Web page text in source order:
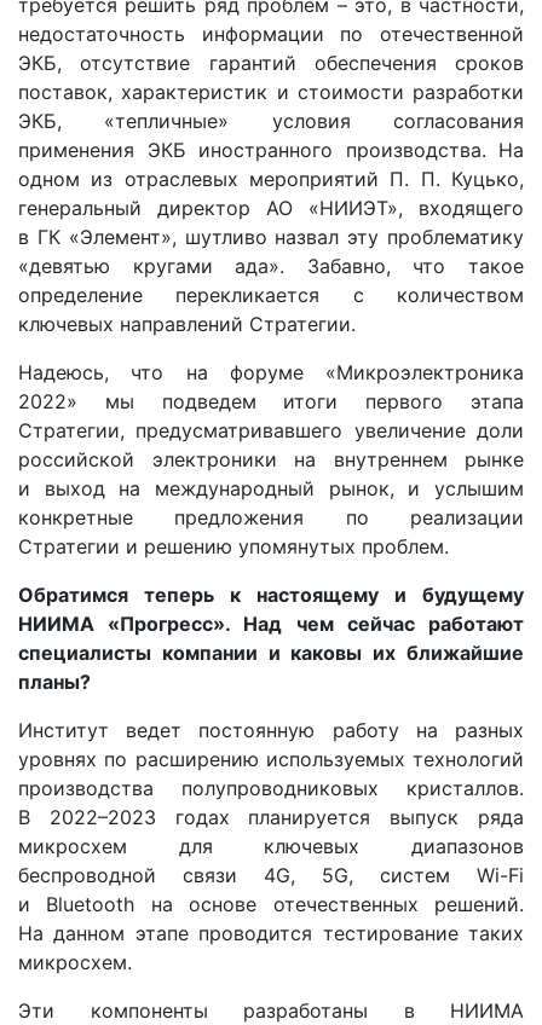
недостаточность информации по отечественной
ЭКБ, отсутствие гарантий обеспечения сроков
поставок, характеристик и стоимости разработки
ЭКБ, «тепличные» условия согласования
применения ЭКБ иностранного производства. На
одном из отраслевых мероприятий П. П. Куцько,
генеральный директор АО «НИИЭТ», входящего
в ГК «Элемент», шутливо назвал эту проблематику
«девятью кругами ада». Забавно, что такое
определение перекликается с количеством
ключевых направлений Стратегии.
Надеюсь, что на форуме «Микроэлектроника
2022» мы подведем итоги первого этапа
Стратегии, предусматривавшего увеличение доли
российской электроники на внутреннем рынке
и выход на международный рынок, и услышим
конкретные предложения по реализации
Стратегии и решению упомянутых проблем.
Обратимся теперь к настоящему и будущему
НИИМА «Прогресс». Над чем сейчас работают
специалисты компании и каковы их ближайшие
планы?
Институт ведет постоянную работу на разных
уровнях по расширению используемых технологий
производства полупроводниковых кристаллов.
В 2022–2023 годах планируется выпуск ряда
микросхем для ключевых диапазонов
беспроводной связи 4G, 5G, систем Wi-Fi
и Bluetooth на основе отечественных решений.
На данном этапе проводится тестирование таких
микросхем.
Эти компоненты разработаны в НИИМА